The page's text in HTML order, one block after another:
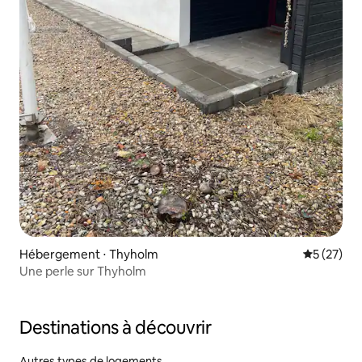
Hébergement ⋅ Thyholm
5 (27)
Une perle sur Thyholm
Destinations à découvrir